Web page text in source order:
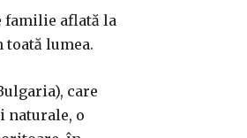
familie aflată la
lumea.
care
naturale, o